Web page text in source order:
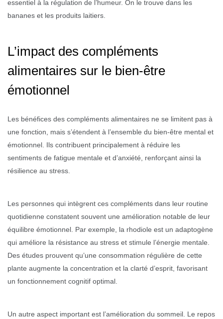
essentiel à la régulation de l’humeur. On le trouve dans les
bananes et les produits laitiers.
L’impact des compléments
alimentaires sur le bien-être
émotionnel
Les bénéfices des compléments alimentaires ne se limitent pas à
une fonction, mais s’étendent à l’ensemble du bien-être mental et
émotionnel. Ils contribuent principalement à réduire les
sentiments de fatigue mentale et d’anxiété, renforçant ainsi la
résilience au stress.
Les personnes qui intègrent ces compléments dans leur routine
quotidienne constatent souvent une amélioration notable de leur
équilibre émotionnel. Par exemple, la rhodiole est un adaptogène
qui améliore la résistance au stress et stimule l’énergie mentale.
Des études prouvent qu’une consommation régulière de cette
plante augmente la concentration et la clarté d’esprit, favorisant
un fonctionnement cognitif optimal.
Un autre aspect important est l’amélioration du sommeil. Le repos